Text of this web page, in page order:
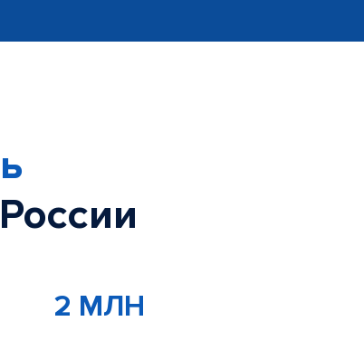
2 МЛН